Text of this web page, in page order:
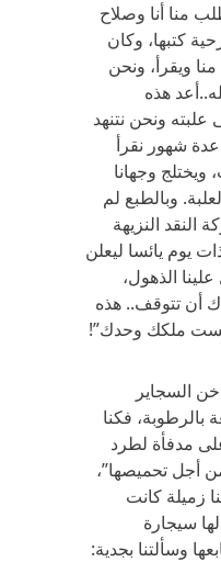
منا أنا وصلاح
كتبها، وكان
ويقرأ، ونحن
هذه
علبته ونحن نتنهد
عدة شهور نقرأ
وجهانا
وبالطبع لم
النزيهة
يوم يائسا ليعلن
الذهول،
أن تتوقف.. هذه
ملكك وحدك”!
السجاير
فكنا
مدفأة لطرد
أجل تحميصها”،
زميلة كانت
سيجارة
وسألتنا بجدية: